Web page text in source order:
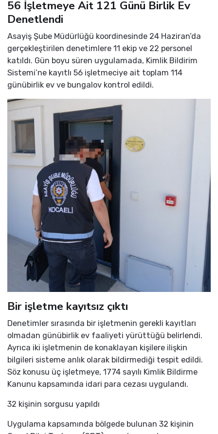
56 İşletmeye Ait 121 Günü Birlik Ev
Denetlendi
Asayiş Şube Müdürlüğü koordinesinde 24 Haziran’da
gerçekleştirilen denetimlere 11 ekip ve 22 personel
katıldı. Gün boyu süren uygulamada, Kimlik Bildirim
Sistemi’ne kayıtlı 56 işletmeciye ait toplam 114
günübirlik ev ve bungalov kontrol edildi.
Bir işletme kayıtsız çıktı
Denetimler sırasında bir işletmenin gerekli kayıtları
olmadan günübirlik ev faaliyeti yürüttüğü belirlendi.
Ayrıca iki işletmenin de konaklayan kişilere ilişkin
bilgileri sisteme anlık olarak bildirmediği tespit edildi.
Söz konusu üç işletmeye, 1774 sayılı Kimlik Bildirme
Kanunu kapsamında idari para cezası uygulandı.
32 kişinin sorgusu yapıldı
Uygulama kapsamında bölgede bulunan 32 kişinin